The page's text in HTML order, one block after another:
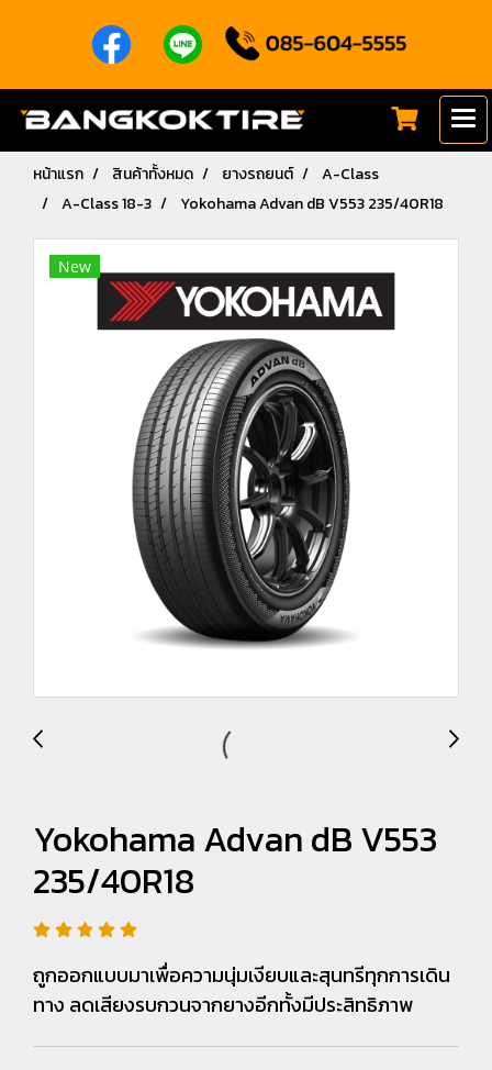
หน้าแรก สินค้าทั้งหมด ยางรถยนต์
A-Class
A-Class 18-3
Yokohama Advan dB V553 235/40R18
New
Yokohama Advan dB V553
235/40R18
ถูกออกแบบมาเพื่อความนุ่มเงียบและสุนทรีทุกการเดิน
ทาง ลดเสียงรบกวนจากยางอีกทั้งมีประสิทธิภาพ